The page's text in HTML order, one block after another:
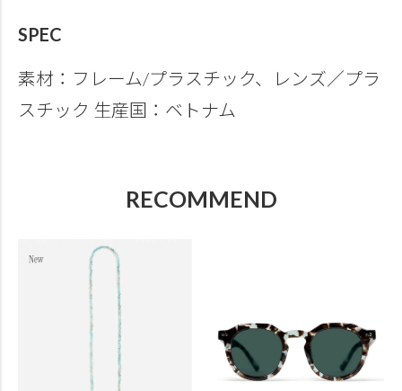
SPEC
素材：フレーム/プラスチック、レンズ／プラ
スチック 生産国：ベトナム
RECOMMEND